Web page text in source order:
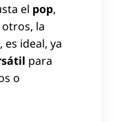
el pop,
la
ideal, ya
para
o